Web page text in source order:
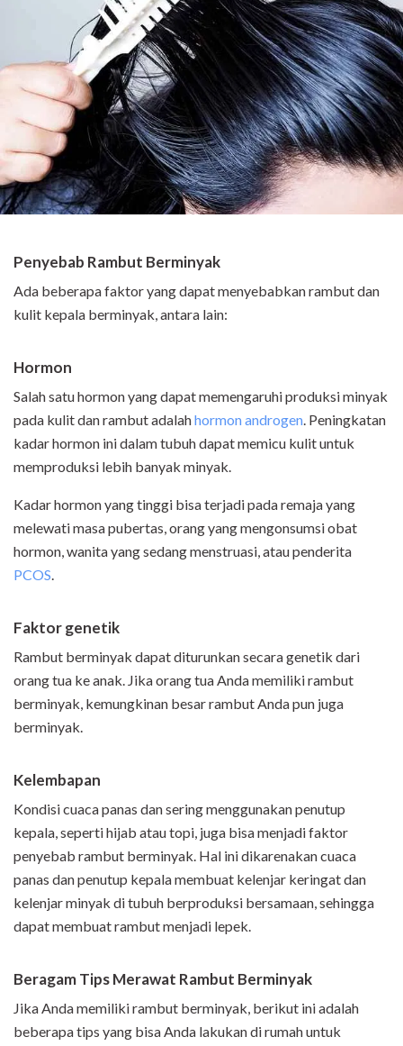
Penyebab Rambut Berminyak
Ada beberapa faktor yang dapat menyebabkan rambut dan
kulit kepala berminyak, antara lain:
Hormon
Salah satu hormon yang dapat memengaruhi produksi minyak
pada kulit dan rambut adalahhormon androgen . Peningkatan
kadar hormon ini dalam tubuh dapat memicu kulit untuk
memproduksi lebih banyak minyak.
Kadar hormon yang tinggi bisa terjadi pada remaja yang
melewati masa pubertas, orang yang mengonsumsi obat
hormon, wanita yang sedang menstruasi, atau penderita
PCOS
Faktor genetik
Rambut berminyak dapat diturunkan secara genetik dari
orang tua ke anak. Jika orang tua Anda memiliki rambut
berminyak, kemungkinan besar rambut Anda pun juga
berminyak.
Kelembapan
Kondisi cuaca panas dan sering menggunakan penutup
kepala, seperti hijab atau topi, juga bisa menjadi faktor
penyebab rambut berminyak. Hal ini dikarenakan cuaca
panas dan penutup kepala membuat kelenjar keringat dan
kelenjar minyak di tubuh berproduksi bersamaan, sehingga
dapat membuat rambut menjadi lepek.
Beragam Tips Merawat Rambut Berminyak
Jika Anda memiliki rambut berminyak, berikut ini adalah
beberapa tips yang bisa Anda lakukan di rumah untuk